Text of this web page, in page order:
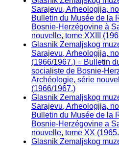
Sarajevu, Arheologija,
Bulletin du Musée de la
Bosnie-Herzégovine à
nouvelle, tome XXIII
Glasnik Zemaljskog
Sarajevu, Arheologija,
(1966/1967.) = Bulletin
socialiste de Bosnie-
Archéologie, série
(1966/1967.)
Glasnik Zemaljskog
Sarajevu, Arheologija,
Bulletin du Musée de la
Bosnie-Herzégovine a
nouvelle, tome XX
Glasnik Zemaljskog